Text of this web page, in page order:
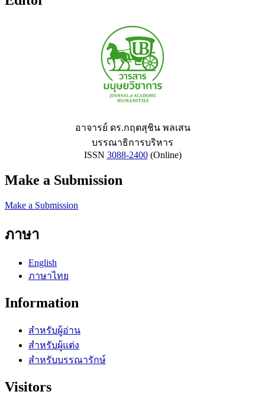
อาจารย์ ดร.กฤตสุชิน พลเสน
บรรณาธิการบริหาร
ISSN 3088-2400(Online)
Make a Submission
Make a Submission
ภาษา
English
ภาษาไทย
Information
สำหรับผู้อ่าน
สำหรับผู้แต่ง
สำหรับบรรณารักษ์
Visitors